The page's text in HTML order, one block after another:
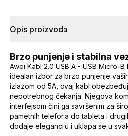
Opis proizvoda
Brzo punjenje i stabilna
Awei Kabl 2.0 USB A - USB Micro-B
idealan izbor za brzo punjenje
izlazom od 5A, ovaj kabl
nepotrebnog čekanja. Njegova
interfejsom čini ga savršenim za
pametnih telefona do tableta i
dodaje eleganciju i uklapa se u